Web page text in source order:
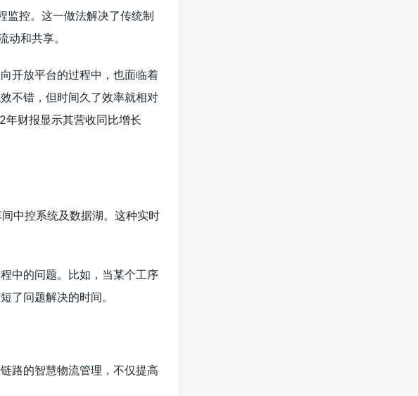
监控。这一做法解决了传统制
动和共享。
开放平台的过程中，也面临着
不错，但时间久了效率就相对
财报显示其营收同比增长
中控系统及数据湖。这种实时
中的问题。比如，当某个工序
了问题解决的时间。
路的智慧物流管理，不仅提高